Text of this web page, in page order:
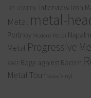
HELLOWEEN Interview Iron
Metal metal-
Portnoy Modern Metal
Metal Progressive
RAGE Rage against Racism
Metal Tour Video Vinyl